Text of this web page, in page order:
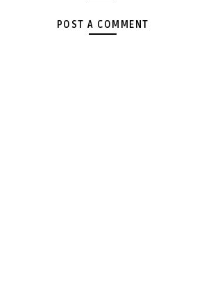
POST A COMMENT